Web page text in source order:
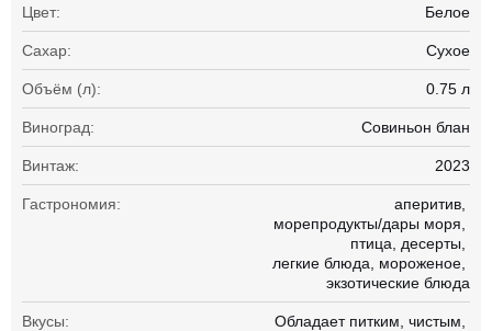
Цвет: Белое
Сахар: Сухое
Объём (л): 0.75 л
Виноград: Совиньон блан
Винтаж: 2023
Гастрономия:
аперитив
морепродукты/дары моря
птица
десерты
легкие блюда
мороженое
экзотические блюда
Вкусы: Обладает питким чистым